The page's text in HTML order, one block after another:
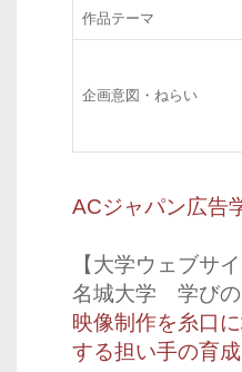
作品テーマ
企画意図・ねらい
ACジャパン広告
【大学ウェブサ
名城大学 学びの
映像制作を糸口
する担い手の育成